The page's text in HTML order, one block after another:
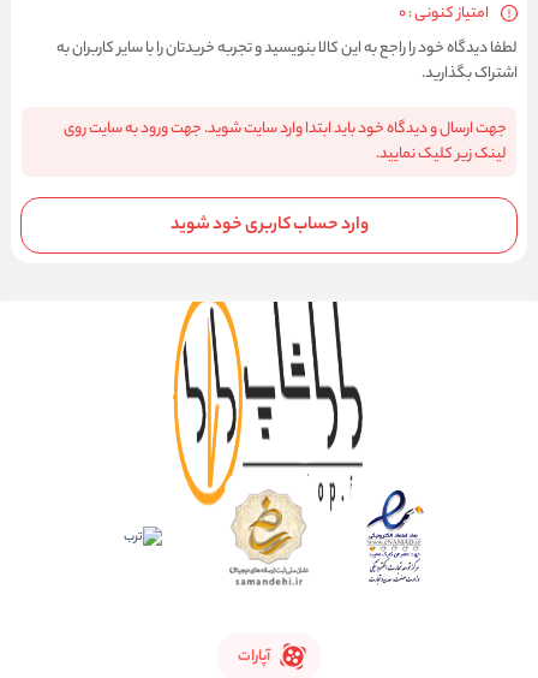
امتیاز کنونی : 0
لطفا دیدگاه خود را راجع به این کالا بنویسید و تجربه خریدتان را با سایر کاربران به
اشتراک بگذارید.
جهت ارسال و دیدگاه خود باید ابتدا وارد سایت شوید. جهت ورود به سایت روی
لینک زیر کلیک نمایید.
وارد حساب کاربری خود شوید
آپارات